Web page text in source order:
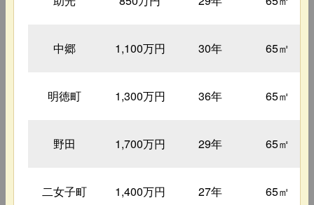
中郷 1,100万円 30年 65㎡
明徳町 1,300万円 36年 65㎡
野田 1,700万円 29年 65㎡
二女子町 1,400万円 27年 65㎡